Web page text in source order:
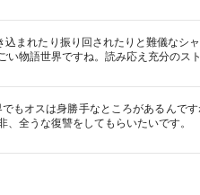
込まれたり振り回されたりと難儀なシ
い物語世界ですね。読み応え充分のス
でもオスは身勝手なところがあるんで
、全うな復讐をしてもらいたいです。